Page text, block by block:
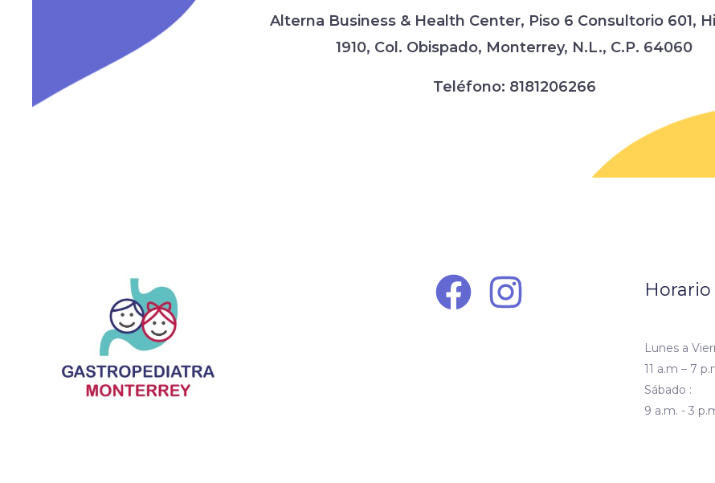
Alterna Business & Health Center, Piso 6 Consultorio 601,
1910, Col. Obispado, Monterrey, N.L., C.P. 64060
Teléfono: 8181206266
Horario
Lunes a
11 a.m – 7
Sábado :
9 a.m. - 3